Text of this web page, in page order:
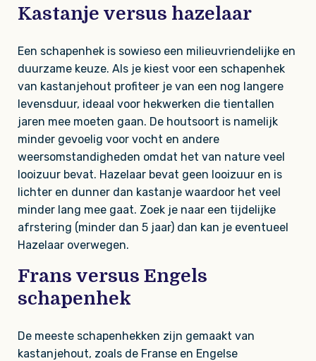
Kastanje versus hazelaar
Een schapenhek is sowieso een milieuvriendelijke en
duurzame keuze. Als je kiest voor een schapenhek
van kastanjehout profiteer je van een nog langere
levensduur, ideaal voor hekwerken die tientallen
jaren mee moeten gaan. De houtsoort is namelijk
minder gevoelig voor vocht en andere
weersomstandigheden omdat het van nature veel
looizuur bevat. Hazelaar bevat geen looizuur en is
lichter en dunner dan kastanje waardoor het veel
minder lang mee gaat. Zoek je naar een tijdelijke
afrstering (minder dan 5 jaar) dan kan je eventueel
Hazelaar overwegen.
Frans versus Engels
schapenhek
De meeste schapenhekken zijn gemaakt van
kastanjehout, zoals de Franse en Engelse